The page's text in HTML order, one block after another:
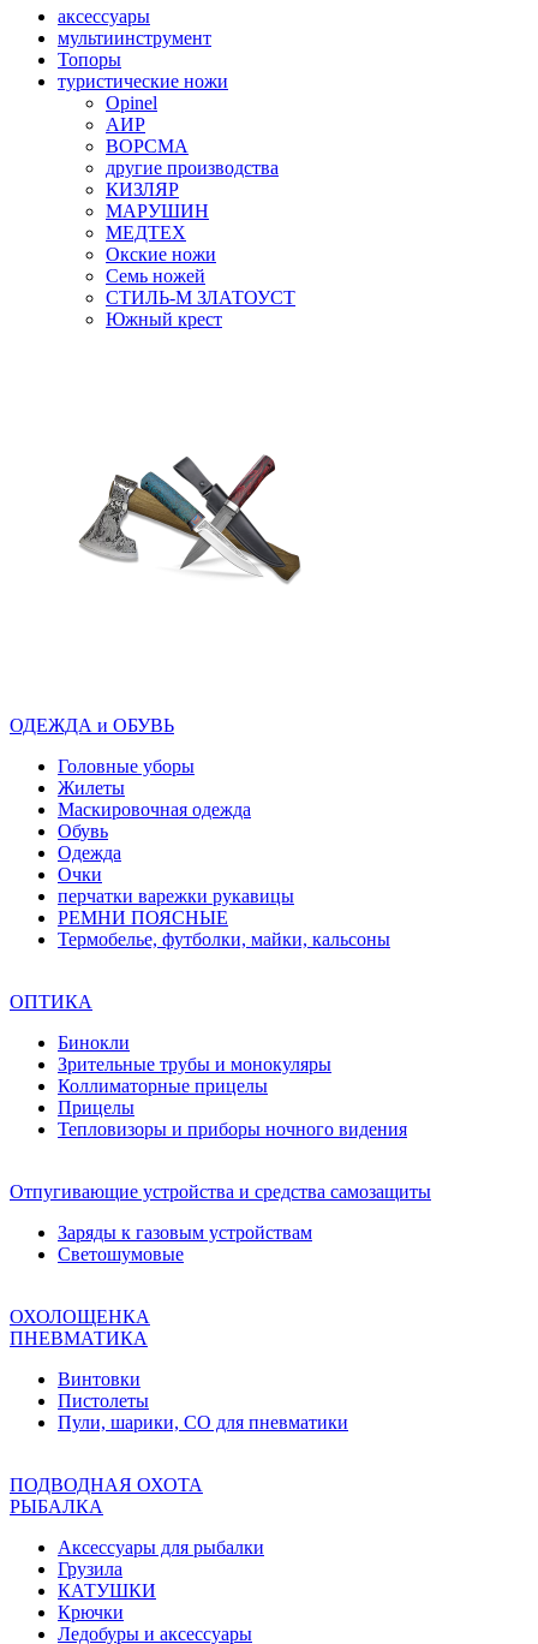
аксессуары
мультиинструмент
Топоры
туристические ножи
Opinel
АИР
ВОРСМА
другие производства
КИЗЛЯР
МАРУШИН
МЕДТЕХ
Окские ножи
Семь ножей
СТИЛЬ-М ЗЛАТОУСТ
Южный крест
ОДЕЖДА и ОБУВЬ
Головные уборы
Жилеты
Маскировочная одежда
Обувь
Одежда
Очки
перчатки варежки рукавицы
РЕМНИ ПОЯСНЫЕ
Термобелье, футболки, майки, кальсоны
ОПТИКА
Бинокли
Зрительные трубы и монокуляры
Коллиматорные прицелы
Прицелы
Тепловизоры и приборы ночного видения
Отпугивающие устройства и средства самозащиты
Заряды к газовым устройствам
Светошумовые
ОХОЛОЩЕНКА
ПНЕВМАТИКА
Винтовки
Пистолеты
Пули, шарики, СО для пневматики
ПОДВОДНАЯ ОХОТА
РЫБАЛКА
Аксессуары для рыбалки
Грузила
КАТУШКИ
Крючки
Ледобуры и аксессуары